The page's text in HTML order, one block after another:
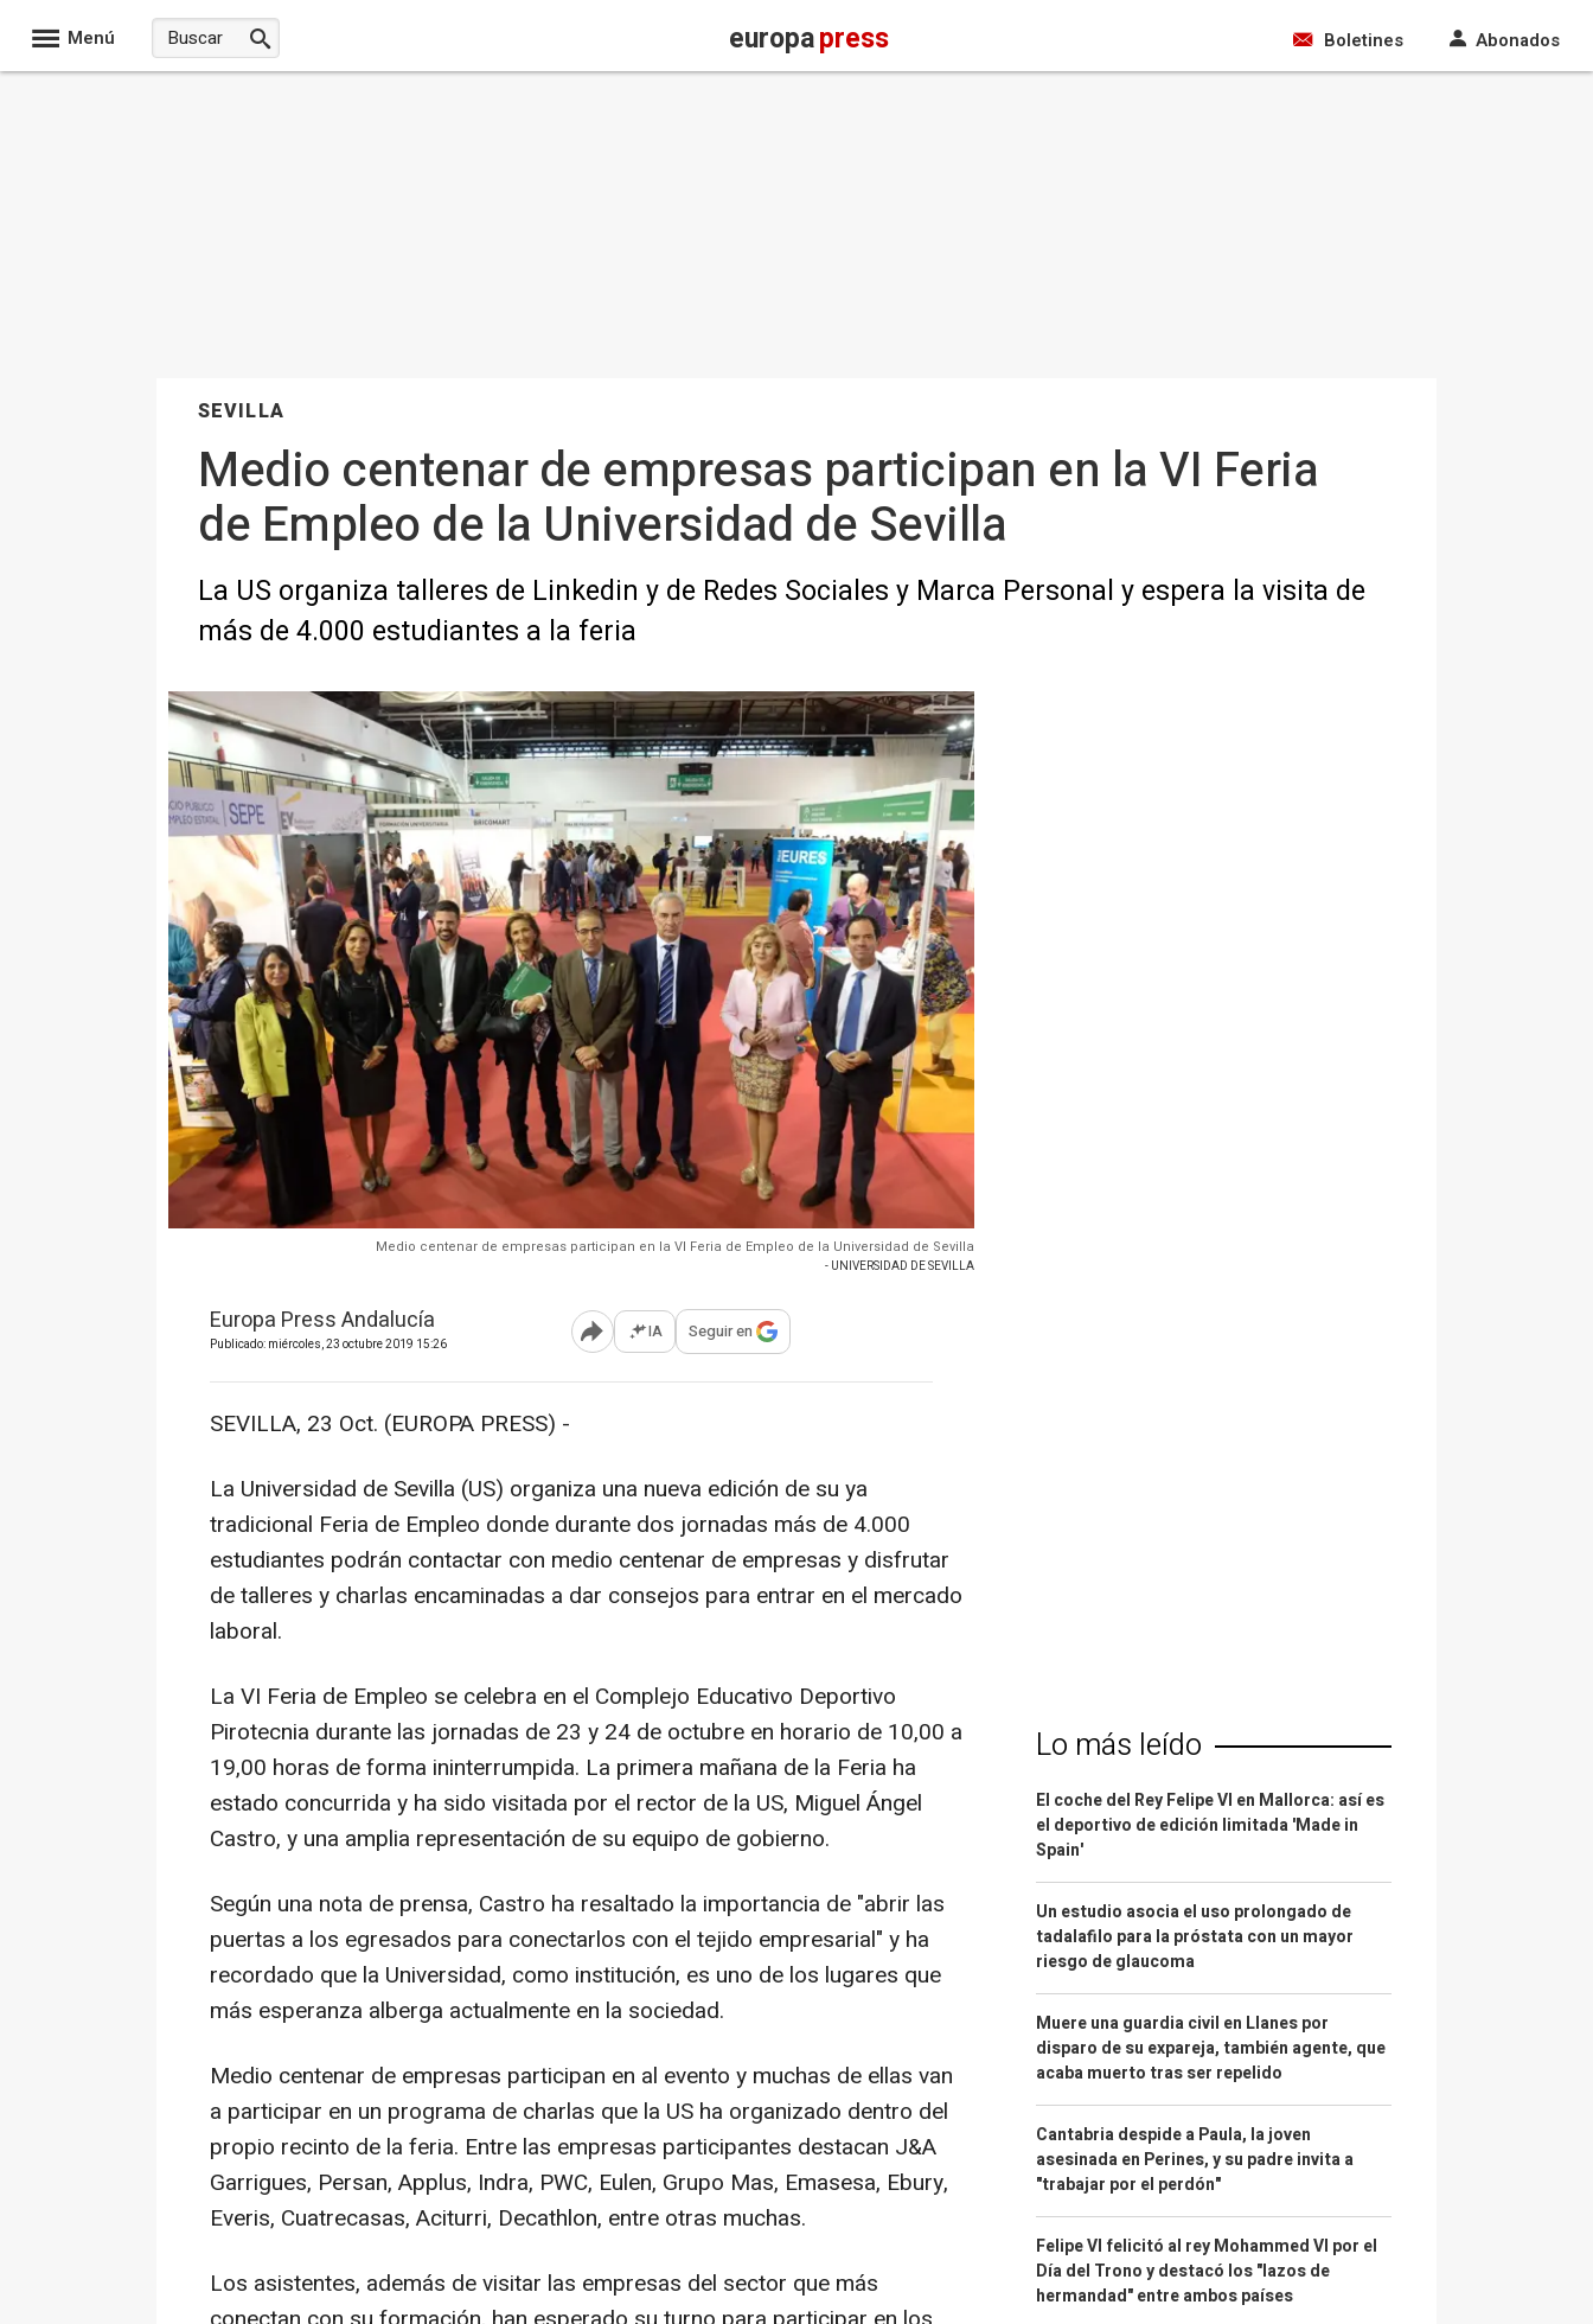
Menú europapress Boletines Abonados
SEVILLA
Medio centenar de empresas participan en la VI Feria
de Empleo de la Universidad de Sevilla
La US organiza talleres de Linkedin y de Redes Sociales y Marca Personal y espera la visita de
más de 4.000 estudiantes a la feria
Medio centenar de empresas participan en la VI Feria de Empleo de la Universidad de Sevilla
- UNIVERSIDAD DE SEVILLA
Europa Press Andalucía
Publicado: miércoles, 23 octubre 2019 15:26 Abrir opciones para compartir
IA Seguir en
SEVILLA, 23 Oct. (EUROPA PRESS) -
La Universidad de Sevilla (US) organiza una nueva edición de su ya
tradicional Feria de Empleo donde durante dos jornadas más de 4.000
estudiantes podrán contactar con medio centenar de empresas y disfrutar
de talleres y charlas encaminadas a dar consejos para entrar en el mercado
laboral.
La VI Feria de Empleo se celebra en el Complejo Educativo Deportivo
Pirotecnia durante las jornadas de 23 y 24 de octubre en horario de 10,00 a
19,00 horas de forma ininterrumpida. La primera mañana de la Feria ha
estado concurrida y ha sido visitada por el rector de la US, Miguel Ángel
Castro, y una amplia representación de su equipo de gobierno.
Según una nota de prensa, Castro ha resaltado la importancia de "abrir las
puertas a los egresados para conectarlos con el tejido empresarial" y ha
recordado que la Universidad, como institución, es uno de los lugares que
más esperanza alberga actualmente en la sociedad.
Medio centenar de empresas participan en al evento y muchas de ellas van
a participar en un programa de charlas que la US ha organizado dentro del
propio recinto de la feria. Entre las empresas participantes destacan J&A
Garrigues, Persan, Applus, Indra, PWC, Eulen, Grupo Mas, Emasesa, Ebury,
Everis, Cuatrecasas, Aciturri, Decathlon, entre otras muchas.
Los asistentes, además de visitar las empresas del sector que más
Lo más leído
El coche del Rey Felipe VI en Mallorca: así es
el deportivo de edición limitada 'Made in
Spain'
Un estudio asocia el uso prolongado de
tadalafilo para la próstata con un mayor
riesgo de glaucoma
Muere una guardia civil en Llanes por
disparo de su expareja, también agente, que
acaba muerto tras ser repelido
Cantabria despide a Paula, la joven
asesinada en Perines, y su padre invita a
"trabajar por el perdón"
Felipe VI felicitó al rey Mohammed VI por el
Día del Trono y destacó los "lazos de
hermandad" entre ambos países